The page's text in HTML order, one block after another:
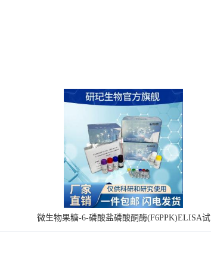
微生物果糖-6-磷酸盐磷酸酮酶(F6PPK)ELISA试